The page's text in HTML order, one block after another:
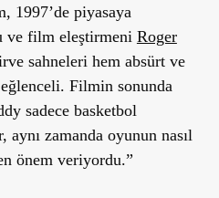
1997’de piyasaya
ve film eleştirmeni Roger
sahneleri hem absürt ve
Filmin sonunda
sadece basketbol
zamanda oyunun nasıl
önem veriyordu.”